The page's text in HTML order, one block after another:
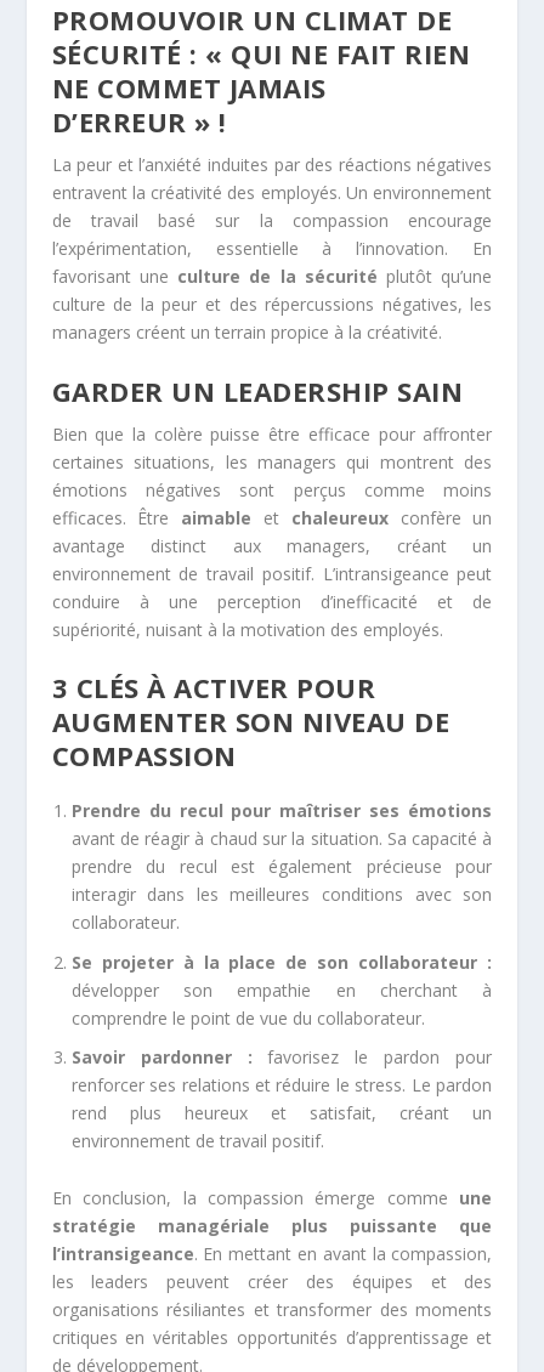
PROMOUVOIR UN CLIMAT DE
SÉCURITÉ : « QUI NE FAIT RIEN
NE COMMET JAMAIS
D’ERREUR » !
La peur et l’anxiété induites par des réactions négatives
entravent la créativité des employés. Un environnement
de travail basé sur la compassion encourage
l’expérimentation, essentielle à l’innovation. En
favorisant une culture de la sécurité plutôt qu’une
culture de la peur et des répercussions négatives, les
managers créent un terrain propice à la créativité.
GARDER UN LEADERSHIP SAIN
Bien que la colère puisse être efficace pour affronter
certaines situations, les managers qui montrent des
émotions négatives sont perçus comme moins
efficaces. Être aimable et chaleureuxconfère un
avantage distinct aux managers, créant un
environnement de travail positif. L’intransigeance peut
conduire à une perception d’inefficacité et de
supériorité, nuisant à la motivation des employés.
3 CLÉS À ACTIVER POUR
AUGMENTER SON NIVEAU DE
COMPASSION
Prendre du recul pour maîtriser ses émotions
avant de réagir à chaud sur la situation. Sa capacité à
prendre du recul est également précieuse pour
interagir dans les meilleures conditions avec son
collaborateur.
Se projeter à la place de son collaborateur :
développer son empathie en cherchant à
comprendre le point de vue du collaborateur.
Savoir pardonner : favorisez le pardon pour
renforcer ses relations et réduire le stress. Le pardon
rend plus heureux et satisfait, créant un
environnement de travail positif.
En conclusion, la compassion émerge comme une
stratégie managériale plus puissante que
l’intransigeance. En mettant en avant la compassion,
les leaders peuvent créer des équipes et des
organisations résiliantes et transformer des moments
critiques en véritables opportunités d’apprentissage et
de développement.